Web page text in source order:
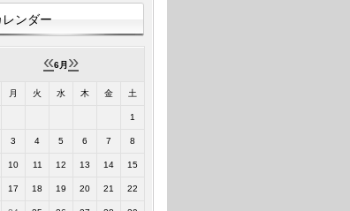
レンダー
«6月 »
月 火 水 木 金 土
1
3 4 5 6 7 8
10 11 12 13 14 15
17 18 19 20 21 22